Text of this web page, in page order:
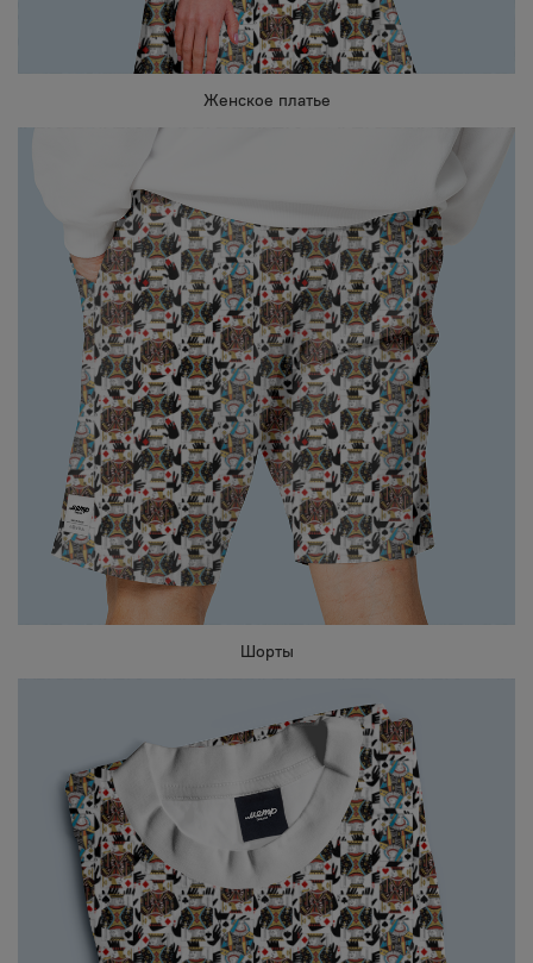
Женское платье
Шорты